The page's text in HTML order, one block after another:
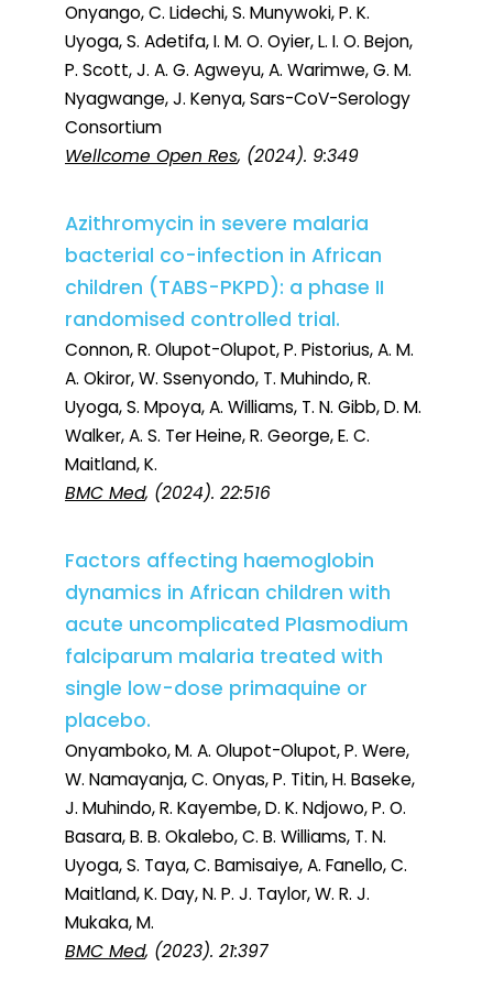
Onyango, C. Lidechi, S. Munywoki, P. K.
Uyoga, S. Adetifa, I. M. O. Oyier, L. I. O. Bejon,
P. Scott, J. A. G. Agweyu, A. Warimwe, G. M.
Nyagwange, J. Kenya, Sars-CoV-Serology
Consortium
Wellcome Open Res, (2024). 9:349
Azithromycin in severe malaria
bacterial co-infection in African
children (TABS-PKPD): a phase II
randomised controlled trial.
Connon, R. Olupot-Olupot, P. Pistorius, A. M.
A. Okiror, W. Ssenyondo, T. Muhindo, R.
Uyoga, S. Mpoya, A. Williams, T. N. Gibb, D. M.
Walker, A. S. Ter Heine, R. George, E. C.
Maitland, K.
BMC Med, (2024). 22:516
Factors affecting haemoglobin
dynamics in African children with
acute uncomplicated Plasmodium
falciparum malaria treated with
single low-dose primaquine or
placebo.
Onyamboko, M. A. Olupot-Olupot, P. Were,
W. Namayanja, C. Onyas, P. Titin, H. Baseke,
J. Muhindo, R. Kayembe, D. K. Ndjowo, P. O.
Basara, B. B. Okalebo, C. B. Williams, T. N.
Uyoga, S. Taya, C. Bamisaiye, A. Fanello, C.
Maitland, K. Day, N. P. J. Taylor, W. R. J.
Mukaka, M.
BMC Med, (2023). 21:397